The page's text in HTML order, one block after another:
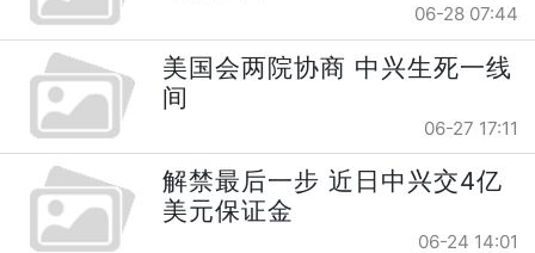
06-28 07:44
美国会两院协商 中兴生死一线
间
06-27 17:11
解禁最后一步 近日中兴交4亿
美元保证金
06-24 14:01